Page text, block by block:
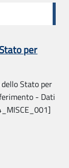
per
Stato per
- Dati